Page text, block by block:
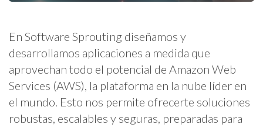
En Software Sprouting diseñamos y
desarrollamos aplicaciones a medida que
aprovechan todo el potencial de Amazon Web
Services (AWS), la plataforma en la nube líder en
el mundo. Esto nos permite ofrecerte soluciones
robustas, escalables y seguras, preparadas para